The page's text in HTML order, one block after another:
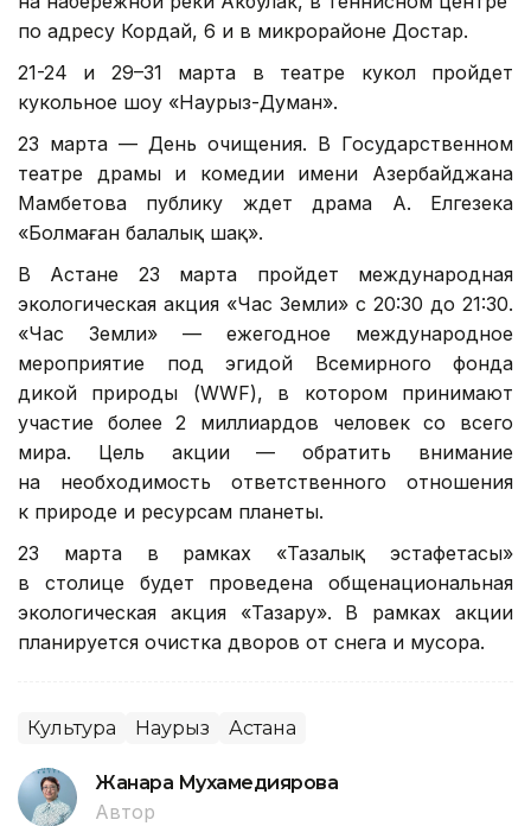
по адресу Кордай, 6 и в микрорайоне Достар.
21-24 и 29–31 марта в театре кукол пройдет
кукольное шоу «Наурыз-Думан».
23 марта — День очищения. В Государственном
театре драмы и комедии имени Азербайджана
Мамбетова публику ждет драма А. Елгезека
«Болмаған балалық шақ».
В Астане 23 марта пройдет международная
экологическая акция «Час Земли» с 20:30 до 21:30.
«Час Земли» — ежегодное международное
мероприятие под эгидой Всемирного фонда
дикой природы (WWF), в котором принимают
участие более 2 миллиардов человек со всего
мира. Цель акции — обратить внимание
на необходимость ответственного отношения
к природе и ресурсам планеты.
23 марта в рамках «Тазалық эстафетасы»
в столице будет проведена общенациональная
экологическая акция «Тазару». В рамках акции
планируется очистка дворов от снега и мусора.
Культура Наурыз Астана
Жанара Мухамедиярова
Автор